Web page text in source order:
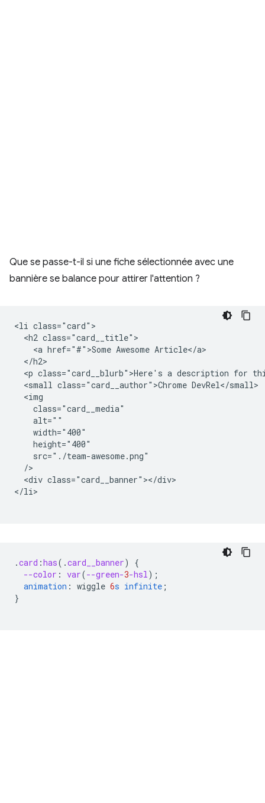
Que se passe-t-il si une fiche sélectionnée avec une
bannière se balance pour attirer l'attention ?
<li class="card">
  <h2 class="card__title">
    <a href="#">Some Awesome Article</a>
  </h2>
<p class="card__blurb">Here's a description for
  <small class="card__author">Chrome DevRel</small>
  <img
    class="card__media"
    alt=""
    width="400"
    height="400"
    src="./team-awesome.png"
  />
  <div class="card__banner"></div>
</li>
.card :has( .card__banner)
{
--color : var(--green-3-hsl);
animation : wiggle 6s infinite ;
}